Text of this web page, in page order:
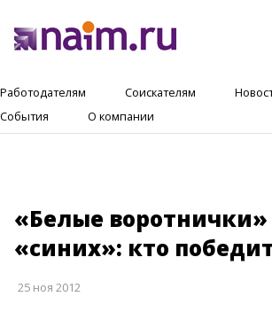
Работодателям Соискателям
События
О компании
«Белые воротнички»
«синих»: кто
25 ноя 2012